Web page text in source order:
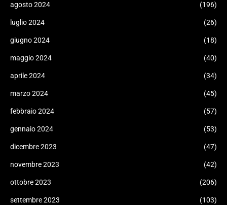
agosto 2024 (196)
luglio 2024 (26)
giugno 2024 (18)
maggio 2024 (40)
aprile 2024 (34)
marzo 2024 (45)
febbraio 2024 (57)
gennaio 2024 (53)
dicembre 2023 (47)
novembre 2023 (42)
ottobre 2023 (206)
settembre 2023 (103)